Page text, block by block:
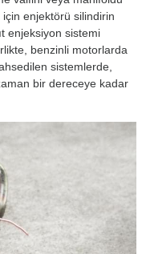
enjektörü silindirin
enjeksiyon sistemi
benzinli motorlarda
sistemlerde,
bir dereceye kadar